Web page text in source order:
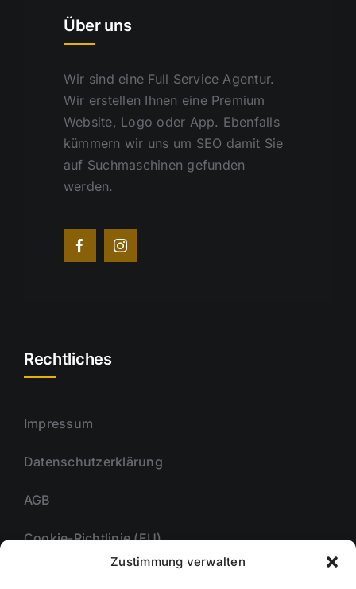
Zustimmung verwalten
Über uns
Wir sind eine Full Service Agentur.
Wir erstellen Ihnen eine Premium
Website, Logo oder App. Ebenfalls
kümmern wir uns um SEO damit Sie
auf Suchmaschinen gefunden
werden.
Rechtliches
Impressum
Datenschutzerklärung
AGB
Cookie-Richtlinie (EU)